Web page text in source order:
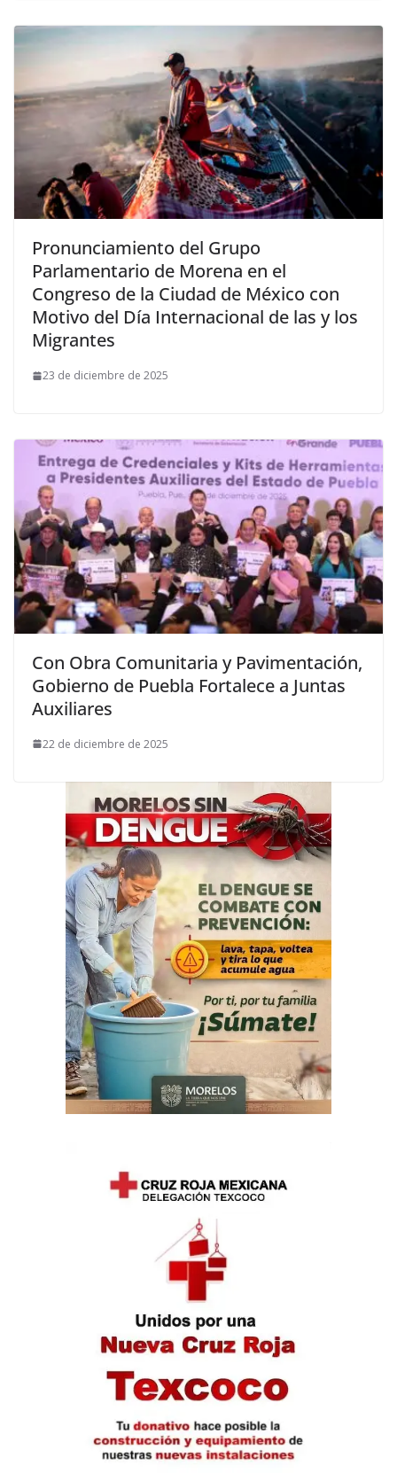
Pronunciamiento del Grupo
Parlamentario de Morena en el
Congreso de la Ciudad de México con
Motivo del Día Internacional de las y los
Migrantes
23 de diciembre de 2025
Con Obra Comunitaria y Pavimentación,
Gobierno de Puebla Fortalece a Juntas
Auxiliares
22 de diciembre de 2025